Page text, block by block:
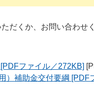
だくか、お問い合わせ
ファイル／272KB]
）補助金交付要綱 [PDF